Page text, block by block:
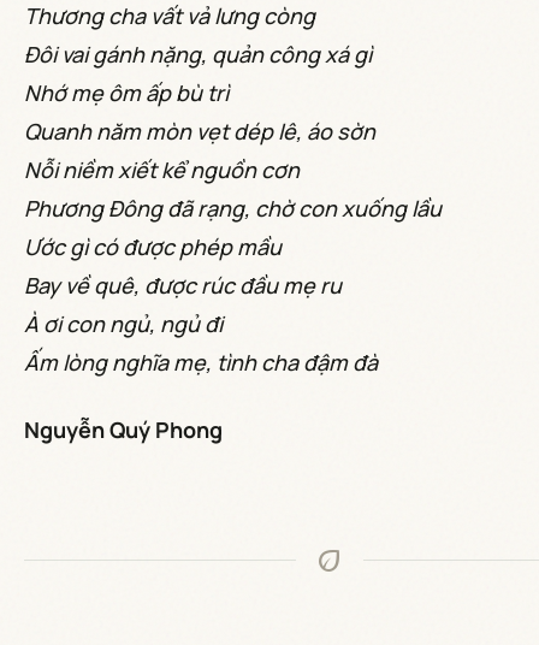
Thương cha vất vả lưng còng
Đôi vai gánh nặng, quản công xá gì
Nhớ mẹ ôm ấp bù trì
Quanh năm mòn vẹt dép lê, áo sờn
Nỗi niềm xiết kể nguồn cơn
Phương Đông đã rạng, chờ con xuống lầu
Ước gì có được phép mầu
Bay về quê, được rúc đầu mẹ ru
À ơi con ngủ, ngủ đi
Ấm lòng nghĩa mẹ, tình cha đậm đà
Nguyễn Quý Phong
eco